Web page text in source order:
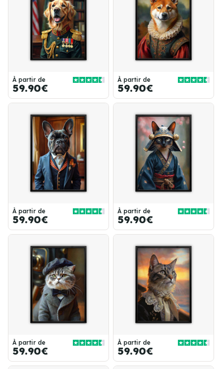
À partir de
59.90€
À partir de
59.90€
À partir de
59.90€
À partir de
59.90€
À partir de
59.90€
À partir de
59.90€